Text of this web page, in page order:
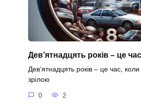
Дев’ятнадцять років – це час
Дев’ятнадцять років – це час,
зрілою
0 2